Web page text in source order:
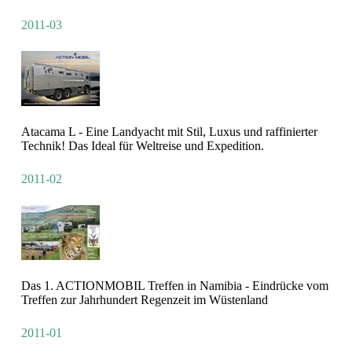
2011-03
Atacama L - Eine Landyacht mit Stil, Luxus und raffinierter
Technik! Das Ideal für Weltreise und Expedition.
2011-02
Das 1. ACTIONMOBIL Treffen in Namibia - Eindrücke vom
Treffen zur Jahrhundert Regenzeit im Wüstenland
2011-01